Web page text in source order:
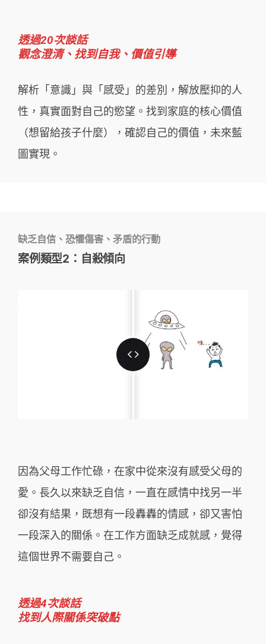
透過20次談話
觀念澄清、找到⾃我、價值引導
解析「意識」與「感受」的差別，解放壓抑的⼈
性，真實⾯對⾃⼰的慾望。找到家庭的核⼼價值
（想留給孩⼦什麼），確認⾃⼰的價值，未來藍
圖實現。
缺乏自信、恐懼傷害、矛盾的行動
案例類型2：自殺傾向
因為⽗⺟⼯作忙碌，在家中從來沒有感受⽗⺟的
愛。⻑久以來缺乏自信，⼀直在感情中找另⼀半
卻沒有結果，既想有⼀段轟轟的情感，卻⼜害怕
⼀段深入的關係。在⼯作⽅⾯缺乏成就感，覺得
這個世界不需要⾃⼰。
透過4次談話
找到人際關係突破點